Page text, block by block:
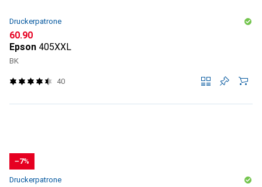
Druckerpatrone
CHF
60.90
Epson 405XXL
BK
40
−7%
Druckerpatrone